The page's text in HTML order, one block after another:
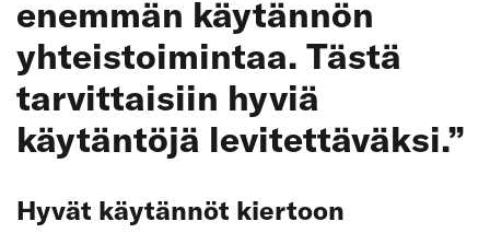
enemmän käytännön
yhteistoimintaa. Tästä
tarvittaisiin hyviä
käytäntöjä levitettäväksi.”
Hyvät käytännöt kiertoon